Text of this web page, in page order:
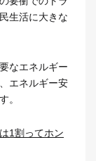
生活に大きな
なエネルギー
エネルギー安
。
1割ってホン